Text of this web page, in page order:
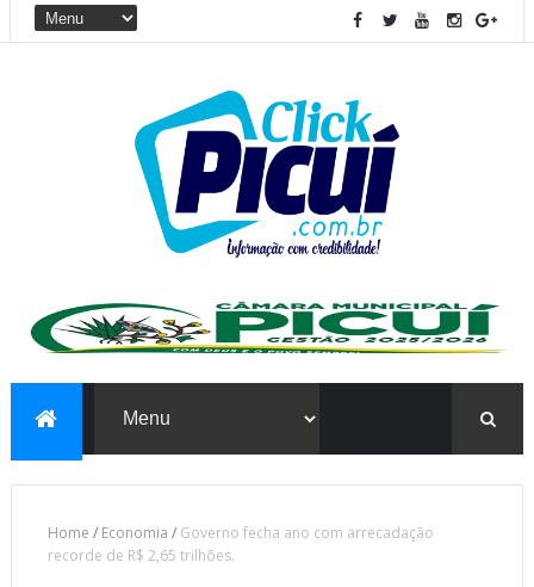
Home / Economia / Governo fecha ano com arrecadação
recorde de R$ 2,65 trilhões.